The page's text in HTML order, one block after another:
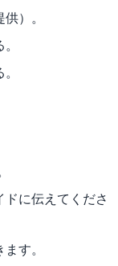
）。
に伝えてくださ
す。